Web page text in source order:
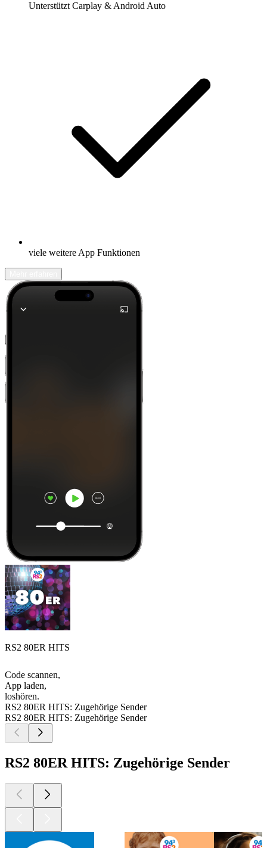
Unterstützt Carplay & Android Auto
viele weitere App Funktionen
RS2 80ER HITS
Code scannen,
App laden,
loshören.
RS2 80ER HITS: Zugehörige Sender
RS2 80ER HITS: Zugehörige Sender
RS2 80ER HITS: Zugehörige Sender